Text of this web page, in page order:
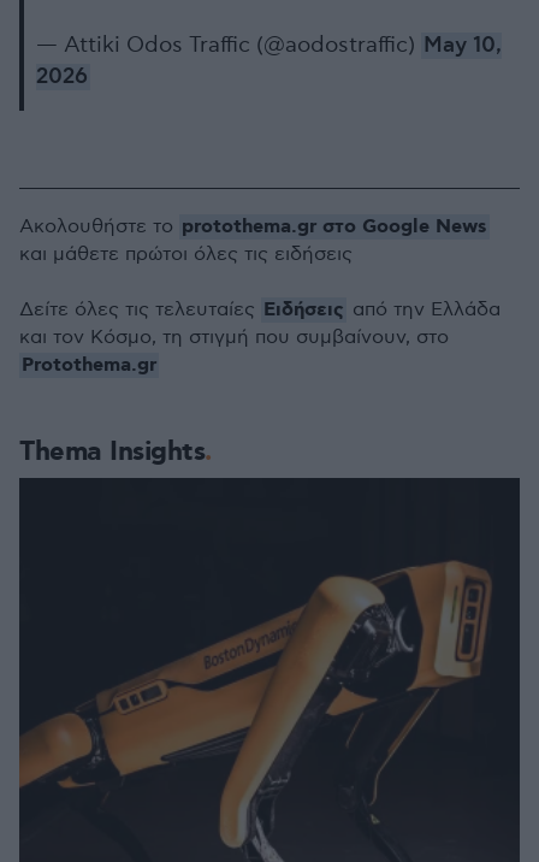
— Attiki Odos Traffic (@aodostraffic) May 10,
2026
Thema Insights
Ακολουθήστε το protothema.gr στο Google News
και μάθετε πρώτοι όλες τις ειδήσεις
Δείτε όλες τις τελευταίες Ειδήσεις από την Ελλάδα
και τον Κόσμο, τη στιγμή που συμβαίνουν, στο
Protothema.gr